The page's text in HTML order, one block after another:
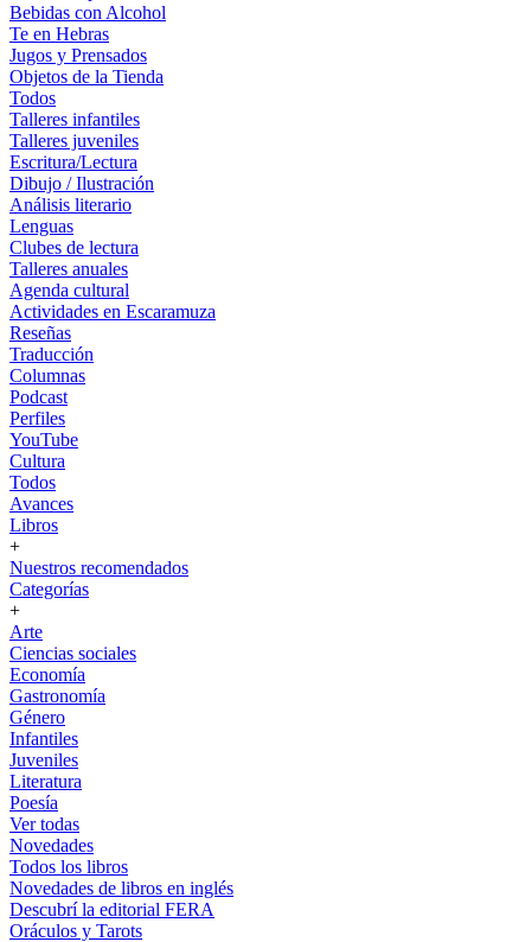
Bebidas con Alcohol
Te en Hebras
Jugos y Prensados
Objetos de la Tienda
Todos
Talleres infantiles
Talleres juveniles
Escritura/Lectura
Dibujo / Ilustración
Análisis literario
Lenguas
Clubes de lectura
Talleres anuales
Agenda cultural
Actividades en Escaramuza
Reseñas
Traducción
Columnas
Podcast
Perfiles
YouTube
Cultura
Todos
Avances
Libros
+
Nuestros recomendados
Categorías
+
Arte
Ciencias sociales
Economía
Gastronomía
Género
Infantiles
Juveniles
Literatura
Poesía
Ver todas
Novedades
Todos los libros
Novedades de libros en inglés
Descubrí la editorial FERA
Oráculos y Tarots